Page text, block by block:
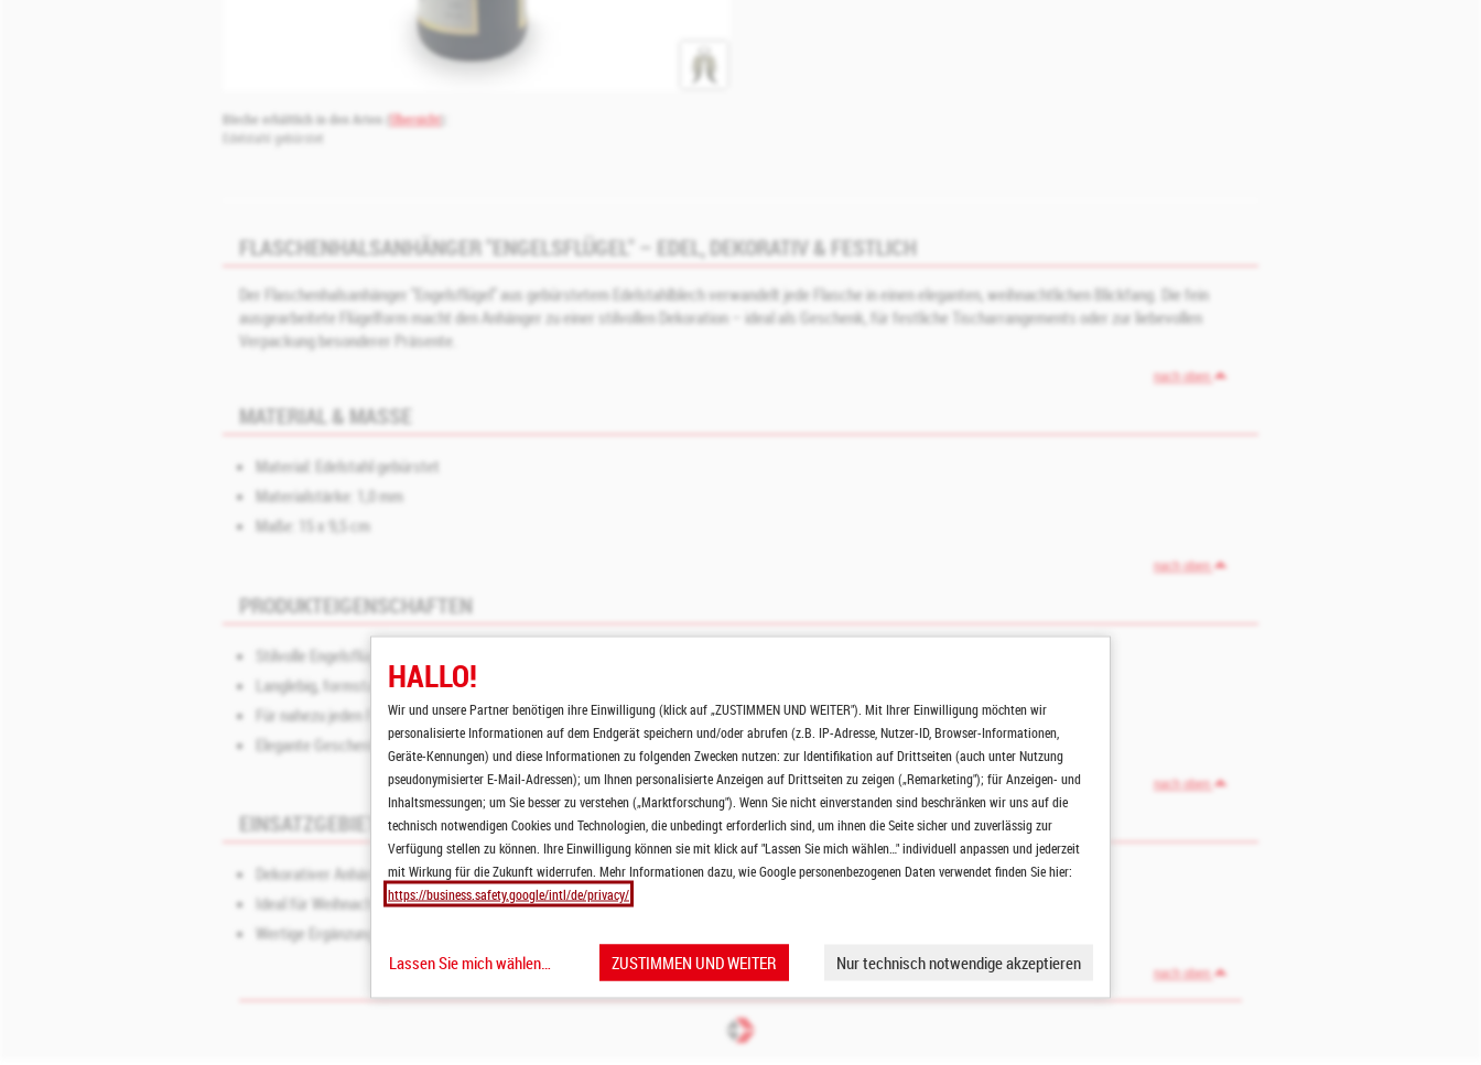
HALLO!
Wir und unsere Partner benötigen ihre Einwilligung (klick auf „ZUSTIMMEN UND WEITER"). Mit Ihrer Einwilligung möchten wir
personalisierte Informationen auf dem Endgerät speichern und/oder abrufen (z.B. IP-Adresse, Nutzer-ID, Browser-Informationen,
Geräte-Kennungen) und diese Informationen zu folgenden Zwecken nutzen: zur Identifikation auf Drittseiten (auch unter Nutzung
pseudonymisierter E-Mail-Adressen); um Ihnen personalisierte Anzeigen auf Drittseiten zu zeigen („Remarketing"); für Anzeigen- und
Inhaltsmessungen; um Sie besser zu verstehen („Marktforschung"). Wenn Sie nicht einverstanden sind beschränken wir uns auf die
technisch notwendigen Cookies und Technologien, die unbedingt erforderlich sind, um ihnen die Seite sicher und zuverlässig zur
Verfügung stellen zu können. Ihre Einwilligung können sie mit klick auf "Lassen Sie mich wählen…" individuell anpassen und jederzeit
mit Wirkung für die Zukunft widerrufen. Mehr Informationen dazu, wie Google personenbezogenen Daten verwendet finden Sie hier:
https://business.safety.google/intl/de/privacy/
ZUSTIMMEN UND WEITER Nur technisch notwendige akzeptieren
Lassen Sie mich wählen…
Bleche erhältlich in den Arten (Übersicht):
Edelstahl gebürstet
FLASCHENHALSANHÄNGER "ENGELSFLÜGEL" – EDEL, DEKORATIV & FESTLICH
Der Flaschenhalsanhänger "Engelsflügel" aus gebürstetem Edelstahlblech verwandelt jede Flasche in einen eleganten, weihnachtlichen Blickfang. Die fein
ausgearbeitete Flügelform macht den Anhänger zu einer stilvollen Dekoration – ideal als Geschenk, für festliche Tischarrangements oder zur liebevollen
Verpackung besonderer Präsente.
nach oben
MATERIAL & MASSE
Material: Edelstahl gebürstet
Materialstärke: 1,0 mm
Maße: 15 x 9,5 cm
nach oben
PRODUKTEIGENSCHAFTEN
Stilvolle Engelsflügelform mit weihnachtlicher Anmutung
Langlebig, formstabil und rostfrei
Für nahezu jeden Flaschenhals geeignet
Elegante Geschenkidee mit besonderem Charakter
nach oben
EINSATZGEBIETE
Dekorativer Anhänger für Wein-, Sekt- oder Spirituosenflaschen
Ideal für Weihnachten, Geschenksets und Präsentkörbe
Wertige Ergänzung für Gastronomie, Events und private Feiern
nach oben